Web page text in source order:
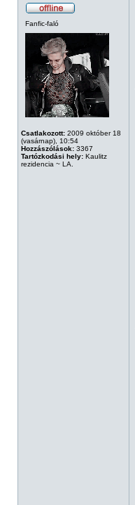
Fanfic-faló
Csatlakozott: 2009 október 18
(vasárnap), 10:54
Hozzászólások: 3367
Tartózkodási hely: Kaulitz
rezidencia ~ LA.